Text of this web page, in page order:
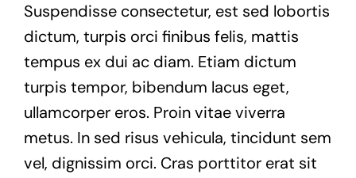
Suspendisse consectetur, est sed lobortis
dictum, turpis orci finibus felis, mattis
tempus ex dui ac diam. Etiam dictum
turpis tempor, bibendum lacus eget,
ullamcorper eros. Proin vitae viverra
metus. In sed risus vehicula, tincidunt sem
vel, dignissim orci. Cras porttitor erat sit